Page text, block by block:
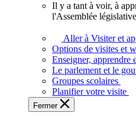
voir,
apprendre
et
à
Il y a tant à voir, à
l'Assemblée
Aller à Visiter et
Options de visites et
Enseigner, apprendre
Le parlement et le
Groupes scolaires
Planifier votre visite
Fermer